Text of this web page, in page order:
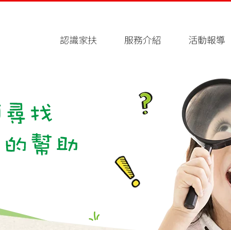
認識家扶 服務介紹 活動報導